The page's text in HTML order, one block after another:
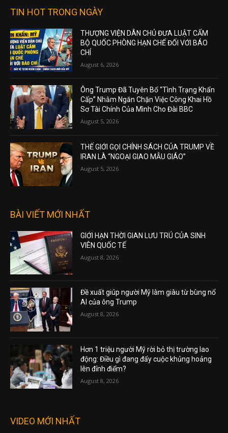
TIN HOT TRONG NGÀY
THƯỢNG VIỆN DÂN CHỦ ĐƯA LUẬT CẤM
BỘ QUỐC PHÒNG HẠN CHẾ ĐỐI VỚI BÁO
CHÍ
August 6, 2026
Ông Trump Đã Tuyên Bố “Tình Trạng Khẩn
Cấp” Nhằm Ngăn Chặn Việc Công Khai Hồ
Sơ Tài Chính Của Mình Cho Đài BBC
August 5, 2026
THẾ GIỚI GỌI CHÍNH SÁCH CỦA TRUMP VỀ
IRAN LÀ “NGOẠI GIAO MẪU GIÁO”
August 5, 2026
BÀI VIẾT MỚI NHẤT
GIỚI HẠN THỜI GIAN LƯU TRÚ CỦA SINH
VIÊN QUỐC TẾ
August 8, 2026
Đề xuất giúp người Mỹ làm giàu từ bùng nổ
AI của ông Trump
August 8, 2026
Hơn 1 triệu người Mỹ rời bỏ thị trường lao
động: Điều gì đang đẩy cuộc khủng hoảng
lên đỉnh điểm?
August 8, 2026
VIDEO MỚI NHẤT